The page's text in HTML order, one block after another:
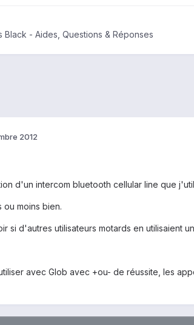
Black - Aides, Questions & Réponses
2012
d'un intercom bluetooth cellular line que
ou moins bien.
si d'autres utilisateurs motards en utilisaient
avec Glob avec +ou- de réussite, les